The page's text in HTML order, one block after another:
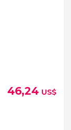
más
46,24 US$